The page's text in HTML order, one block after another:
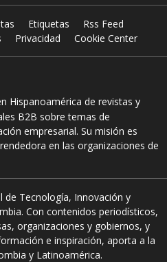
Etiquetas
Rss Feed
Privacidad Cookie Center
Hispanoamérica de revistas y
B2B sobre temas de
empresarial. Su misión es
en las organizaciones de
de Tecnología, Innovación y
Con contenidos periodísticos,
organizaciones y gobiernos, y
e inspiración, aporta a la
y Latinoamérica.